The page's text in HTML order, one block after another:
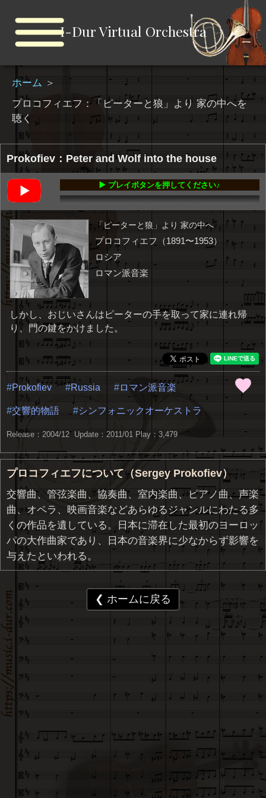
I-Dur Virtual Orchestra
ホーム ＞
プロコフィエフ：「ピーターと狼」より 家の中へを
聴く
Prokofiev：Peter and Wolf into the house
▶️ プレイボタンを押してください♪
「ピーターと狼」より 家の中へ
プロコフィエフ（1891〜1953）
ロシア
ロマン派音楽
しかし、おじいさんはピーターの手を取って家に連れ帰
り、門の鍵をかけました。
Prokofiev Russia ロマン派音楽
交響的物語 シンフォニックオーケストラ
Release：2004/12 Update：2011/01 Play：3,479
プロコフィエフについて（Sergey Prokofiev）
交響曲、管弦楽曲、協奏曲、室内楽曲、ピアノ曲、声楽
曲、オペラ、映画音楽などあらゆるジャンルにわたる多
くの作品を遺している。日本に滞在した最初のヨーロッ
パの大作曲家であり、日本の音楽界に少なからず影響を
与えたといわれる。
❮ ホームに戻る